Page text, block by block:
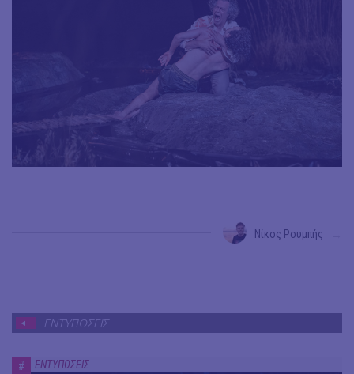
Νίκος Ρουμπής
ΕΝΤΥΠΩΣΕΙΣ
# ΕΝΤΥΠΩΣΕΙΣ